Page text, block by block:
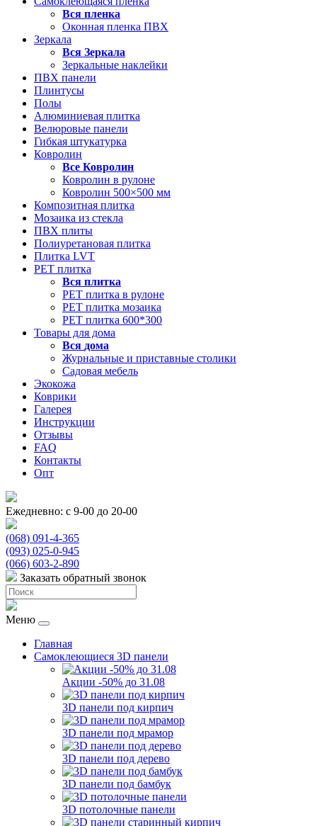
Вся пленка
Оконная пленка ПВХ
Зеркала
Вся Зеркала
Зеркальные наклейки
ПВХ панели
Плинтусы
Полы
Алюминиевая плитка
Велюровые панели
Гибкая штукатурка
Ковролин
Все Ковролин
Ковролин в рулоне
Ковролин 500×500 мм
Композитная плитка
Мозаика из стекла
ПВХ плиты
Полиуретановая плитка
Плитка LVT
РЕТ плитка
Вся плитка
РЕТ плитка в рулоне
РЕТ плитка мозаика
РЕТ плитка 600*300
Товары для дома
Вся дома
Журнальные и приставные столики
Садовая мебель
Экокожа
Коврики
Галерея
Инструкции
Отзывы
FAQ
Контакты
Опт
Ежедневно: с 9-00 до 20-00
(068) 091-4-365
(093) 025-0-945
(066) 603-2-890
Заказать обратный звонок
Меню
Главная
Самоклеющиеся 3D панели
Акции -50% до 31.08
3D панели под кирпич
3D панели под мрамор
3D панели под дерево
3D панели под бамбук
3D потолочные панели